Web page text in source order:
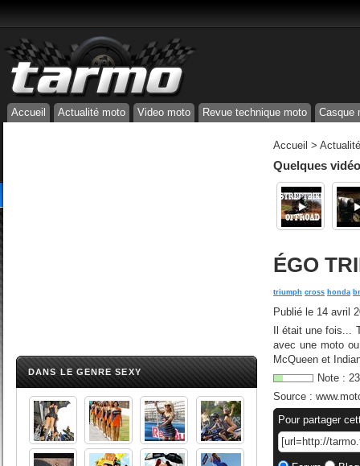
Accueil Actualité moto Video moto Revue technique moto Casque
DANS LE GENRE SEXY
Accueil >
Quelques
ÉGO
triumph cross honda
Publié le 14 avril
Il était une fois...
avec une moto
McQueen et
Note : 23
Source :
Pour partager